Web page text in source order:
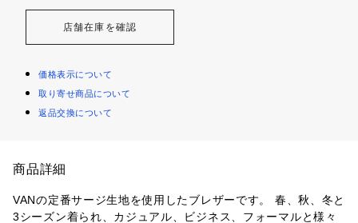
店舗在庫を確認
価格表示について
取り寄せ商品について
返品交換について
商品詳細
VANの定番サージ生地を使用したブレザーです。 春、秋、冬と
3シーズン着られ、カジュアル、ビジネス、フォーマルと様々